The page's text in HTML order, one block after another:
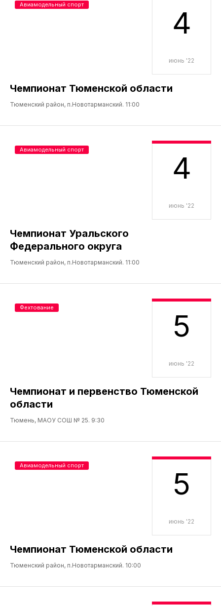
4
июнь '22
Чемпионат Тюменской области
Тюменский район, п.Новотарманский. 11:00
Авиамодельный спорт
4
июнь '22
Чемпионат Уральского
Федерального округа
Тюменский район, п.Новотарманский. 11:00
Авиамодельный спорт
5
июнь '22
Чемпионат и первенство Тюменской
области
Тюмень, МАОУ СОШ № 25. 9:30
Фехтование
5
июнь '22
Чемпионат Тюменской области
Тюменский район, п.Новотарманский. 10:00
Авиамодельный спорт